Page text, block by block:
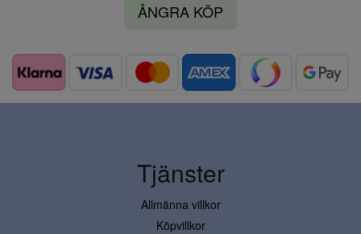
ÅNGRA KÖP
Tjänster
Allmänna villkor
Köpvillkor